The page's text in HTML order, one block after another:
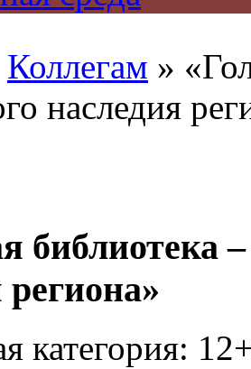
Коллегам »
наследия
библиотека
региона»
категория: